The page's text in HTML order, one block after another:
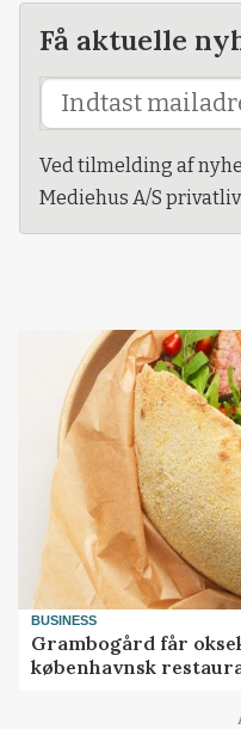
Få aktuelle
Ved tilmelding af
Mediehus A/S
BUSINESS
Grambogård får
københavnsk